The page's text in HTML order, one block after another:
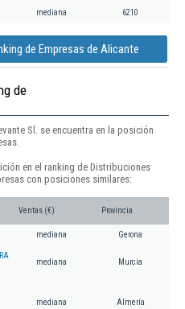
mediana 6210
de Empresas de Alicante
de
Sl. se encuentra en la posición
en el ranking de Distribuciones
con posiciones similares:
Ventas (€) Provincia
mediana Gerona
mediana Murcia
mediana Almería